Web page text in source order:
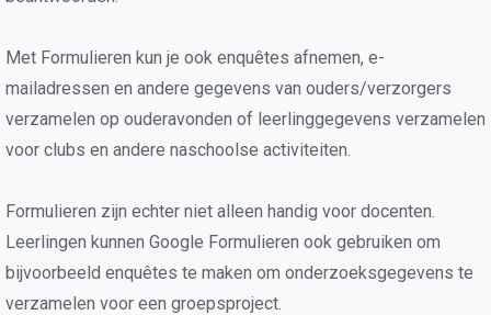
Met Formulieren kun je ook enquêtes afnemen, e-
mailadressen en andere gegevens van ouders/verzorgers
verzamelen op ouderavonden of leerlinggegevens verzamelen
voor clubs en andere naschoolse activiteiten.
Formulieren zijn echter niet alleen handig voor docenten.
Leerlingen kunnen Google Formulieren ook gebruiken om
bijvoorbeeld enquêtes te maken om onderzoeksgegevens te
verzamelen voor een groepsproject.